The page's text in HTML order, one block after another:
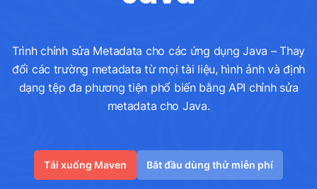
Trình chỉnh sửa Metadata cho các ứng dụng Java – Thay
đổi các trường metadata từ mọi tài liệu, hình ảnh và định
dạng tệp đa phương tiện phổ biến bằng API chỉnh sửa
metadata cho Java.
Tải xuống Maven Bắt đầu dùng thử miễn phí